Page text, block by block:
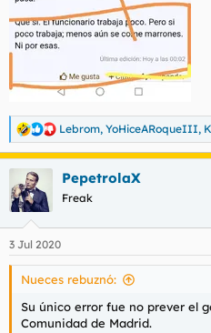
R
e
a
c
i
e
s
Lebrom, YoHiceARoqueIII,
PepetrolaX
Freak
3 Jul 2020
Nueces rebuznó:
Su único error fue no prever el
Comunidad de Madrid.